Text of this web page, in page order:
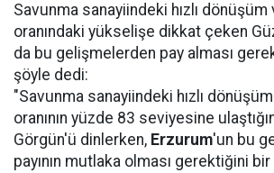
Savunma sanayiindeki hızlı
oranındaki yükselişe dikkat çeken
da bu gelişmelerden pay alması
şöyle dedi:
"Savunma sanayiindeki hızlı
oranının yüzde 83 seviyesine
Görgün'ü dinlerken, Erzurum'un bu
payının mutlaka olması gerektiğini